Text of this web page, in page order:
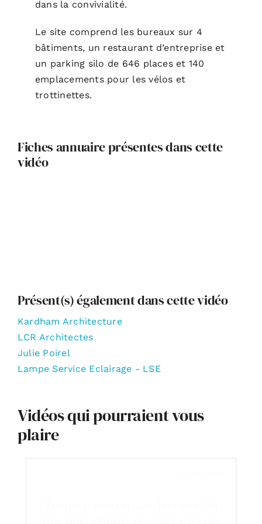
dans la convivialité.
Le site comprend les bureaux sur 4
bâtiments, un restaurant d’entreprise et
un parking silo de 646 places et 140
emplacements pour les vélos et
trottinettes.
Fiches annuaire présentes dans cette
vidéo
Présent(s) également dans cette vidéo
Kardham Architecture
LCR Architectes
Julie Poirel
Lampe Service Eclairage - LSE
Vidéos qui pourraient vous
plaire